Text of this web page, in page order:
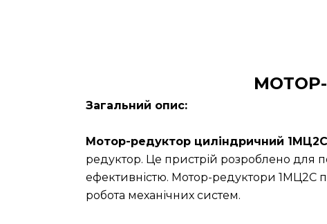
Загальний опис:
Мотор-редуктор циліндричний
редуктор. Це пристрій розроблено для
ефективністю. Мотор-редуктори 1МЦ2С
робота механічних систем.